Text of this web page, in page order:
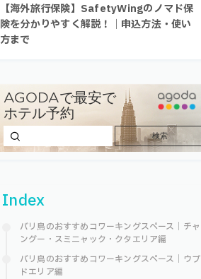
【海外旅行保険】SafetyWingのノマド保
険を分かりやすく解説！｜申込方法・使い
方まで
Index
バリ島のおすすめコワーキングスペース｜チャ
ングー・スミニャック・クタエリア編
バリ島のおすすめコワーキングスペース｜ウブ
ドエリア編